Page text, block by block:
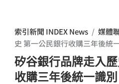
索引新聞 INDEX News / 媒體
史 第一公民銀行收購三年後統
矽谷銀行品牌走入
收購三年後統一識別